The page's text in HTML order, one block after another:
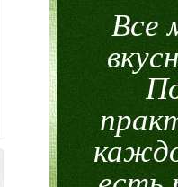
Все